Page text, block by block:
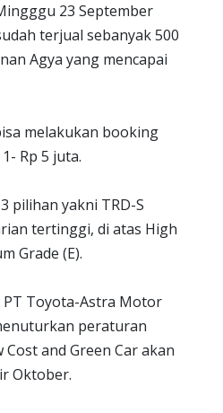
23 September
terjual sebanyak 500
Agya yang mencapai
melakukan booking
Rp 5 juta.
pilihan yakni TRD-S
tertinggi, di atas High
Grade (E).
PT Toyota-Astra Motor
peraturan
and Green Car akan
Oktober.